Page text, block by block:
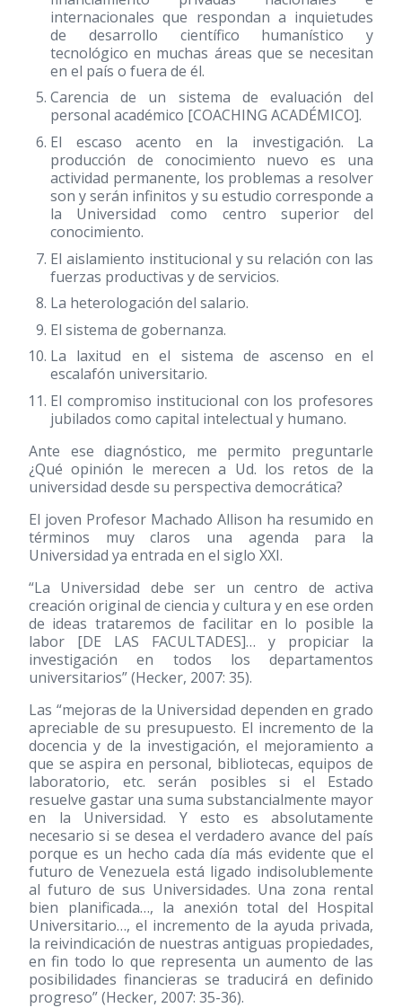
internacionales que respondan a inquietudes
de desarrollo científico humanístico y
tecnológico en muchas áreas que se necesitan
en el país o fuera de él.
Carencia de un sistema de evaluación del
personal académico [COACHING ACADÉMICO].
El escaso acento en la investigación. La
producción de conocimiento nuevo es una
actividad permanente, los problemas a resolver
son y serán infinitos y su estudio corresponde a
la Universidad como centro superior del
conocimiento.
El aislamiento institucional y su relación con las
fuerzas productivas y de servicios.
La heterologación del salario.
El sistema de gobernanza.
La laxitud en el sistema de ascenso en el
escalafón universitario.
El compromiso institucional con los profesores
jubilados como capital intelectual y humano.
Ante ese diagnóstico, me permito preguntarle
¿Qué opinión le merecen a Ud. los retos de la
universidad desde su perspectiva democrática?
El joven Profesor Machado Allison ha resumido en
términos muy claros una agenda para la
Universidad ya entrada en el siglo XXI.
“La Universidad debe ser un centro de activa
creación original de ciencia y cultura y en ese orden
de ideas trataremos de facilitar en lo posible la
labor [DE LAS FACULTADES]… y propiciar la
investigación en todos los departamentos
universitarios” (Hecker, 2007: 35).
Las “mejoras de la Universidad dependen en grado
apreciable de su presupuesto. El incremento de la
docencia y de la investigación, el mejoramiento a
que se aspira en personal, bibliotecas, equipos de
laboratorio, etc. serán posibles si el Estado
resuelve gastar una suma substancialmente mayor
en la Universidad. Y esto es absolutamente
necesario si se desea el verdadero avance del país
porque es un hecho cada día más evidente que el
futuro de Venezuela está ligado indisolublemente
al futuro de sus Universidades. Una zona rental
bien planificada…, la anexión total del Hospital
Universitario…, el incremento de la ayuda privada,
la reivindicación de nuestras antiguas propiedades,
en fin todo lo que representa un aumento de las
posibilidades financieras se traducirá en definido
progreso” (Hecker, 2007: 35-36).